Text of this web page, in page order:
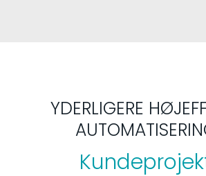
YDERLIGERE